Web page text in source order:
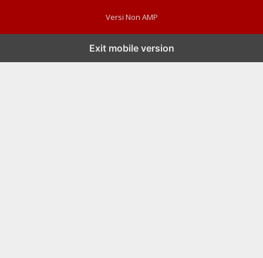
Versi Non AMP
Exit mobile version